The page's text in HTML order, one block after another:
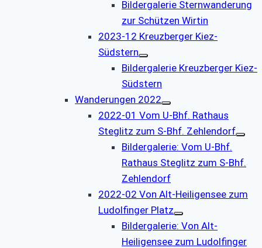
Bildergalerie Sternwanderung
zur Schützen Wirtin
2023-12 Kreuzberger Kiez-
Südstern
Bildergalerie Kreuzberger Kiez-
Südstern
Wanderungen 2022
2022-01 Vom U-Bhf. Rathaus
Steglitz zum S-Bhf. Zehlendorf
Bildergalerie: Vom U-Bhf.
Rathaus Steglitz zum S-Bhf.
Zehlendorf
2022-02 Von Alt-Heiligensee zum
Ludolfinger Platz
Bildergalerie: Von Alt-
Heiligensee zum Ludolfinger